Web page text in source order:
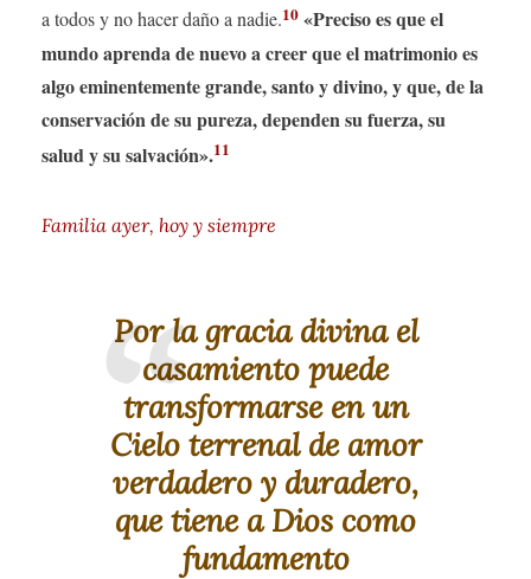
a todos y no hacer daño a nadie.10 «Preciso es que el
mundo aprenda de nuevo a creer que el matrimonio es
algo eminentemente grande, santo y divino, y que, de la
conservación de su pureza, dependen su fuerza, su
salud y su salvación».11
Familia ayer, hoy y siempre
Por la gracia divina el
casamiento puede
transformarse en un
Cielo terrenal de amor
verdadero y duradero,
que tiene a Dios como
fundamento